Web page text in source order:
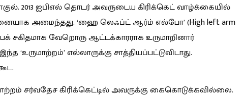
2013 ஐபிஎல் தொடர் அவருடைய கிரிக்கெட் வாழ்க்கையில்
அமைந்தது. ‘ஹை லெஃப்ட் ஆர்ம் எல்போ’ (High left arm
சகிதமாக வேறொரு ஆட்டக்காரராக உருமாறினார்
‘உருமாற்றம்’ எல்லாருக்கு சாத்தியப்பட்டுவிடாது.
சர்வதேச கிரிக்கெட்டில் அவருக்கு கைகொடுக்கவில்லை.